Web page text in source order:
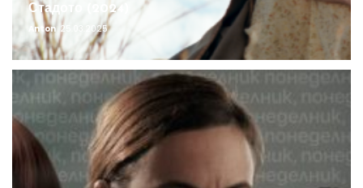
Стадото (2024)
Anton 25.03.2025